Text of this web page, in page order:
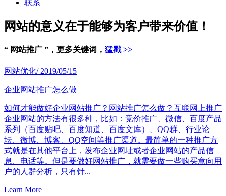
联系
网站的意义在于能够为客户带来价值！
“ 网站推广 ”，更多关键词， 猛戳 >>
网站优化/ 2019/05/15
企业网站推广怎么做
如何才能做好企业网站推广？网站推广怎么做？互联网上推广
企业网站的方法有很多种，比如：竞价推广、微信、百度产品
系列（百度贴吧、百度知道、百度文库）、QQ群、行业论
坛、微博、博客、QQ空间等推广渠道。最简单的一种推广方
式就是在其他平台上，发布企业网址或者企业网站的产品信
息、电话等。但是要做好网站推广，就需要做一些购买意向用
户的人群分析，只有针...
Learn More